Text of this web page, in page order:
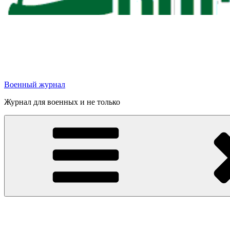
Военный журнал
Журнал для военных и не только